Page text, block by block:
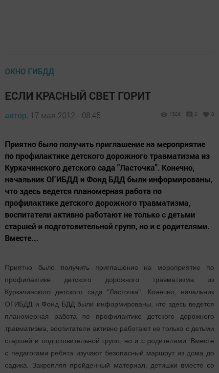
ОКНО ГИБДД
ЕСЛИ КРАСНЫЙ СВЕТ ГОРИТ
автор, 17 мая 2012 - 08:45 1506 0 0
Приятно было получить приглашение на мероприятие
по профилактике детского дорожного травматизма из
Куркачинского детского сада "Ласточка". Конечно,
начальник ОГИБДД и Фонд БДД были информированы,
что здесь ведется планомерная работа по
профилактике детского дорожного травматизма,
воспитатели активно работают не только с детьми
старшей и подготовительной групп, но и с родителями.
Вместе...
Приятно было получить приглашение на мероприятие по
профилактике детского дорожного травматизма из
Куркачинского детского сада "Ласточка". Конечно, начальник
ОГИБДД и Фонд БДД были информированы, что здесь ведется
планомерная работа по профилактике детского дорожного
травматизма, воспитатели активно работают не только с детьми
старшей и подготовительной групп, но и с родителями. Вместе
с педагогами ребята изучают безопасный маршрут из дома до
садика. Закрепляя пройденный материал, детишки вместе со